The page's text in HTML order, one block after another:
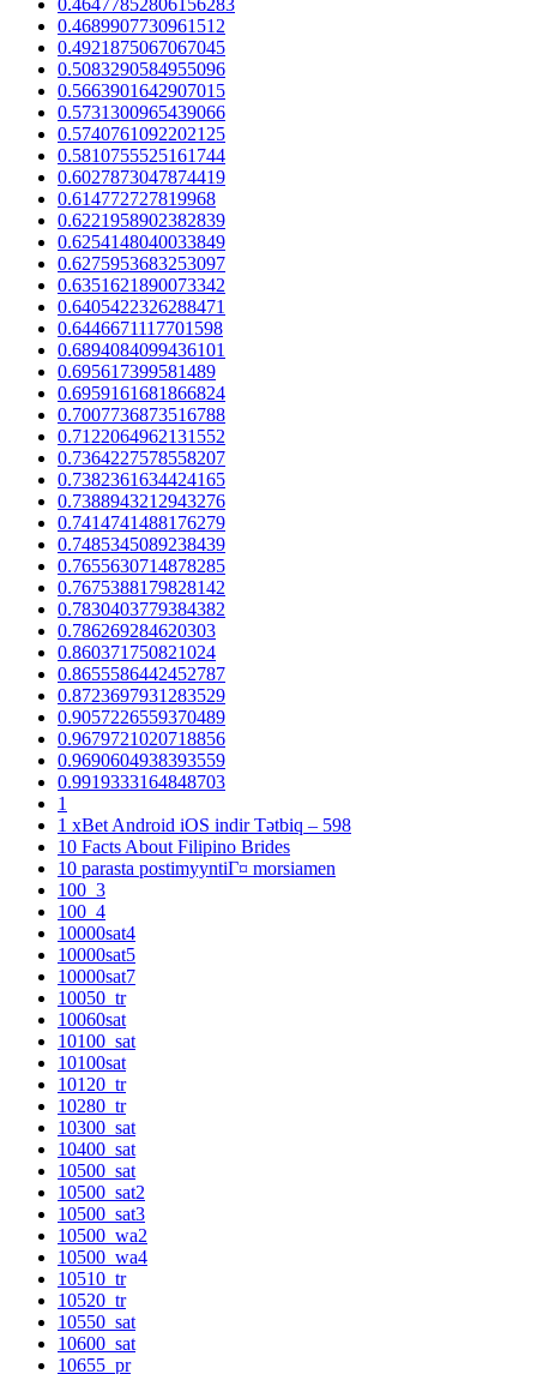
0.46477852806156283
0.4689907730961512
0.4921875067067045
0.5083290584955096
0.5663901642907015
0.5731300965439066
0.5740761092202125
0.5810755525161744
0.6027873047874419
0.614772727819968
0.6221958902382839
0.6254148040033849
0.6275953683253097
0.6351621890073342
0.6405422326288471
0.6446671117701598
0.6894084099436101
0.695617399581489
0.6959161681866824
0.7007736873516788
0.7122064962131552
0.7364227578558207
0.7382361634424165
0.7388943212943276
0.7414741488176279
0.7485345089238439
0.7655630714878285
0.7675388179828142
0.7830403779384382
0.786269284620303
0.860371750821024
0.8655586442452787
0.8723697931283529
0.9057226559370489
0.9679721020718856
0.9690604938393559
0.9919333164848703
1
1 xBet Android iOS indir Tətbiq – 598
10 Facts About Filipino Brides
10 parasta postimyyntiГ¤ morsiamen
100_3
100_4
10000sat4
10000sat5
10000sat7
10050_tr
10060sat
10100_sat
10100sat
10120_tr
10280_tr
10300_sat
10400_sat
10500_sat
10500_sat2
10500_sat3
10500_wa2
10500_wa4
10510_tr
10520_tr
10550_sat
10600_sat
10655_pr